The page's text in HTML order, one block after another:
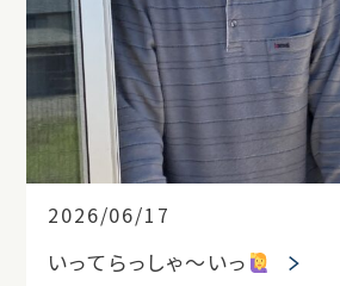
2026/06/17
いってらっしゃ～いっ